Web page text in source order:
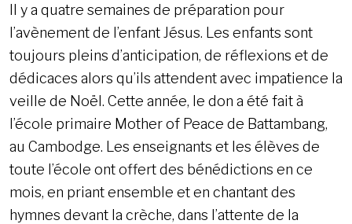
Il y a quatre semaines de préparation pour
l’avènement de l’enfant Jésus. Les enfants sont
toujours pleins d’anticipation, de réflexions et de
dédicaces alors qu’ils attendent avec impatience la
veille de Noël. Cette année, le don a été fait à
l’école primaire Mother of Peace de Battambang,
au Cambodge. Les enseignants et les élèves de
toute l’école ont offert des bénédictions en ce
mois, en priant ensemble et en chantant des
hymnes devant la crèche, dans l’attente de la